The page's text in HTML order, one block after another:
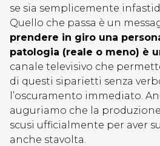
se sia semplicemente
Quello che passa è un
prendere in giro una
patologia (reale o meno) è
canale televisivo che
di questi siparietti senza
l’oscuramento immediato.
auguriamo che la
scusi ufficialmente per aver
anche stavolta.